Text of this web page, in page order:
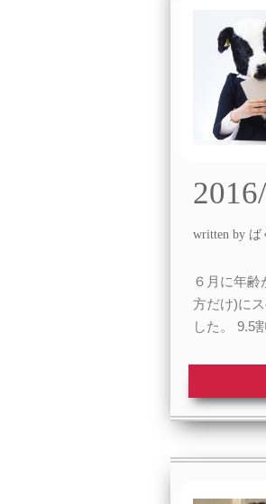
written by ば
６月に年
方だけ)に
した。 9.5